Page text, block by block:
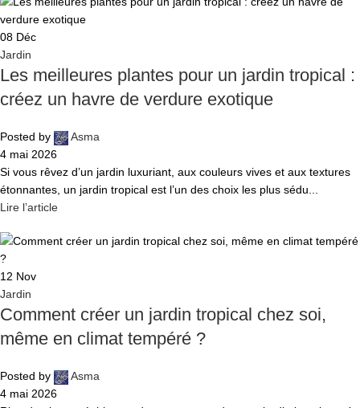
08 Déc
Jardin
Les meilleures plantes pour un jardin tropical :
créez un havre de verdure exotique
Posted by
Asma
4 mai 2026
Si vous rêvez d’un jardin luxuriant, aux couleurs vives et aux textures
étonnantes, un jardin tropical est l’un des choix les plus sédu...
Lire l’article
12 Nov
Jardin
Comment créer un jardin tropical chez soi,
même en climat tempéré ?
Posted by
Asma
4 mai 2026